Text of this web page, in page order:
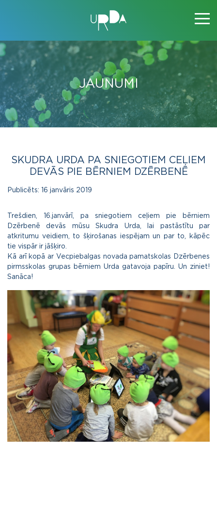
JAUNUMI
SKUDRA URDA PA SNIEGOTIEM CEĻIEM
DEVĀS PIE BĒRNIEM DZĒRBENĒ
Publicēts: 16 janvāris 2019
Trešdien, 16.janvārī, pa sniegotiem ceļiem pie bērniem
Dzērbenē devās mūsu Skudra Urda, lai pastāstītu par
atkritumu veidiem, to šķirošanas iespējam un par to, kāpēc
tie vispār ir jāšķiro.
Kā arī kopā ar Vecpiebalgas novada pamatskolas Dzērbenes
pirmsskolas grupas bērniem Urda gatavoja papīru. Un ziniet!
Sanāca!